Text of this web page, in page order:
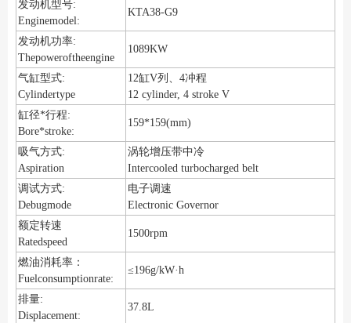
发动机型号:
Enginemodel:
KTA38-G9
发动机功率:
Thepoweroftheengine
1089KW
气缸型式:
Cylindertype
12缸V列、4冲程
12 cylinder, 4 stroke V
缸径*行程:
Bore*stroke:
159*159(mm)
吸气方式:
Aspiration
涡轮增压带中冷
Intercooled turbocharged belt
调试方式:
Debugmode
电子调速
Electronic Governor
额定转速
Ratedspeed
1500rpm
燃油消耗率：
Fuelconsumptionrate:
≤196g/kW·h
排量:
Displacement:
37.8L